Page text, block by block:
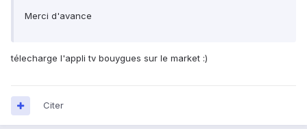
Merci d'avance
télecharge l'appli tv bouygues sur le market :)
Citer